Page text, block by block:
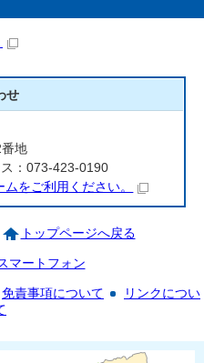
せ
地
：073-423-0190
をご利用ください。
トップページへ戻る
マートフォン
免責事項について
リンクについ